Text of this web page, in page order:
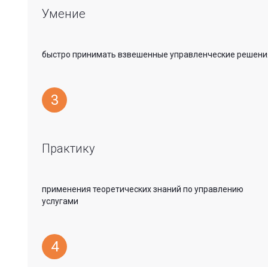
Умение
быстро принимать взвешенные управленческие
3
Практику
применения теоретических знаний по управлению
услугами
4